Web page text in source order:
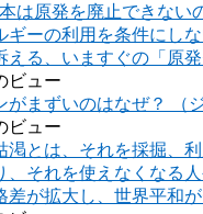
は原発を廃止できない
ーの利用を条件にし
える、いますぐの「原
ビュー
がまずいのはなぜ？ （
ビュー
渇とは、それを採掘、
、それを使えなくなる
差が拡大し、世界平和